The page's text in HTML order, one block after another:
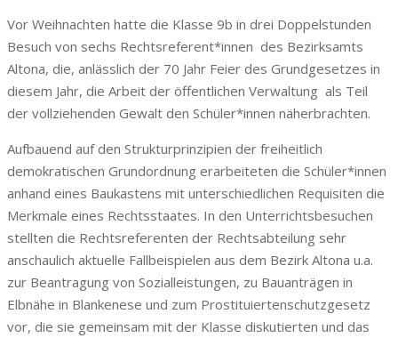
Vor Weihnachten hatte die Klasse 9b in drei Doppelstunden
Besuch von sechs Rechtsreferent*innen des Bezirksamts
Altona, die, anlässlich der 70 Jahr Feier des Grundgesetzes in
diesem Jahr, die Arbeit der öffentlichen Verwaltung als Teil
der vollziehenden Gewalt den Schüler*innen näherbrachten.
Aufbauend auf den Strukturprinzipien der freiheitlich
demokratischen Grundordnung erarbeiteten die Schüler*innen
anhand eines Baukastens mit unterschiedlichen Requisiten die
Merkmale eines Rechtsstaates. In den Unterrichtsbesuchen
stellten die Rechtsreferenten der Rechtsabteilung sehr
anschaulich aktuelle Fallbeispielen aus dem Bezirk Altona u.a.
zur Beantragung von Sozialleistungen, zu Bauanträgen in
Elbnähe in Blankenese und zum Prostituiertenschutzgesetz
vor, die sie gemeinsam mit der Klasse diskutierten und das